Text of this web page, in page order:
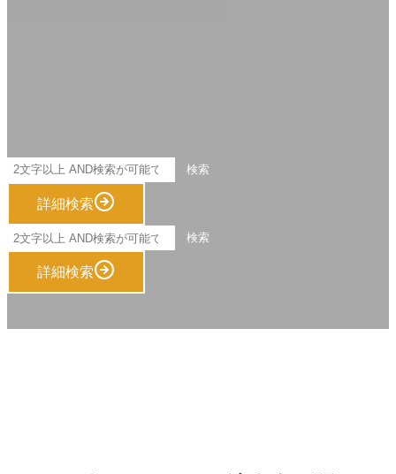
演奏会名、会場、出演者、演目などの検索ができます
検索
詳細検索
演奏会名、会場、出演者、演目などの検索ができます
検索
詳細検索